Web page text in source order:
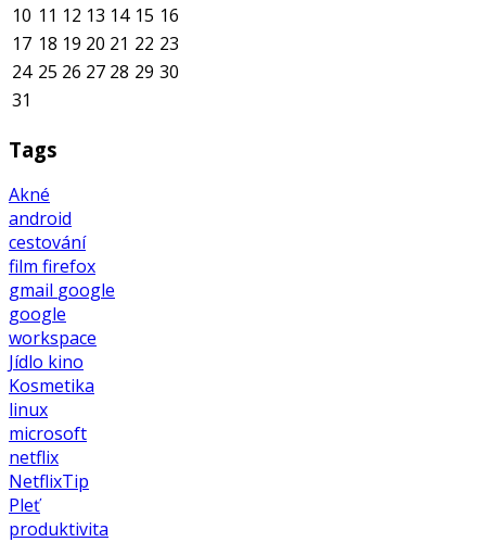
10 11 12 13 14 15 16
17 18 19 20 21 22 23
24 25 26 27 28 29 30
31
Tags
Akné
android
cestování
film firefox
gmail google
google
workspace
Jídlo kino
Kosmetika
linux
microsoft
netflix
NetflixTip
Pleť
produktivita